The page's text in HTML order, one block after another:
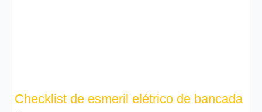
Checklist de esmeril elétrico de bancada